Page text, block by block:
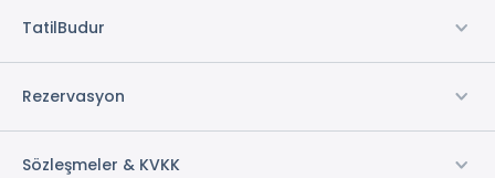
TatilBudur
Rezervasyon
Sözleşmeler & KVKK